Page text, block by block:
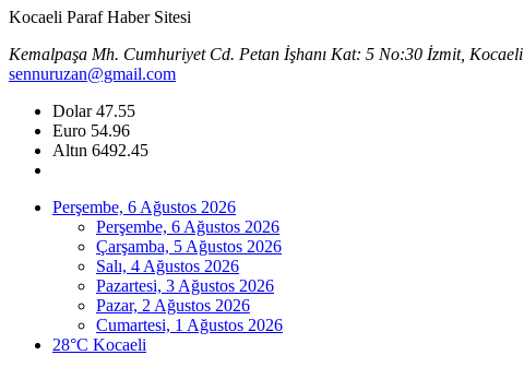
Kocaeli Paraf Haber Sitesi
Kemalpaşa Mh. Cumhuriyet Cd. Petan İşhanı Kat: 5 No:30 İzmit, Kocaeli
sennuruzan@gmail.com
Dolar47.55
Euro 54.96
Altın 6492.45
Perşembe, 6 Ağustos 2026
Perşembe, 6 Ağustos 2026
Çarşamba, 5 Ağustos 2026
Salı, 4 Ağustos 2026
Pazartesi, 3 Ağustos 2026
Pazar, 2 Ağustos 2026
Cumartesi, 1 Ağustos 2026
28°C Kocaeli